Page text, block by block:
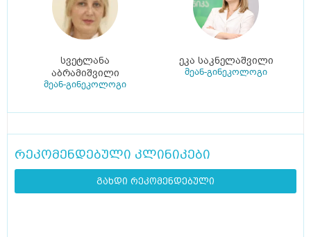
სვეტლანა
აბრამიშვილი
მეან-გინეკოლოგი
ეკა საკნელაშვილი
მეან-გინეკოლოგი
რეკომენდებული კლინიკები
გახდი რეკომენდებული